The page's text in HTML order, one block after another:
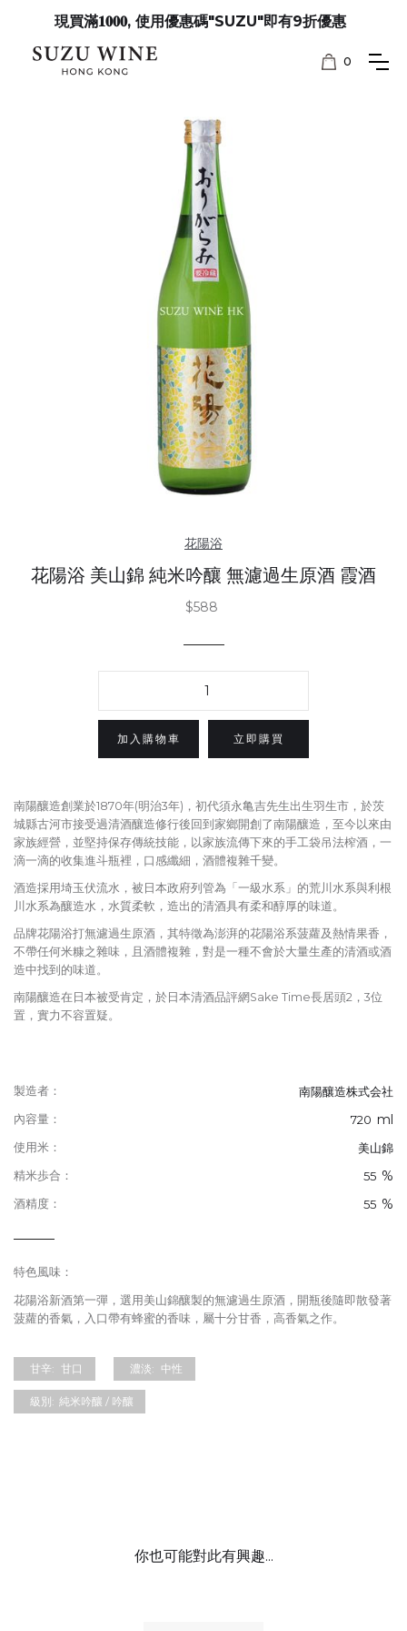
現買滿𝟏𝟎𝟎𝟎, 使用優惠碼"SUZU"即有9折優惠
0
花陽浴
花陽浴 美山錦 純米吟釀 無濾過生原酒 霞酒
$588
立即購買
南陽釀造創業於1870年(明治3年)，初代須永亀吉先生出生羽生市，於茨
城縣古河市接受過清酒釀造修行後回到家鄉開創了南陽釀造，至今以來由
家族經營，並堅持保存傳統技能，以家族流傳下來的手工袋吊法榨酒，一
滴一滴的收集進斗瓶裡，口感纖細，酒體複雜千變。
酒造採用埼玉伏流水，被日本政府列管為「一級水系」的荒川水系與利根
川水系為釀造水，水質柔軟，造出的清酒具有柔和醇厚的味道。
品牌花陽浴打無濾過生原酒，其特徵為澎湃的花陽浴系菠蘿及熱情果香，
不帶任何米糠之雜味，且酒體複雜，對是一種不會於大量生產的清酒或酒
造中找到的味道。
南陽釀造在日本被受肯定，於日本清酒品評網Sake Time長居頭2，3位
置，實力不容置疑。
製造者： 南陽釀造株式会社
內容量： 720 ml
使用米： 美山錦
精米歩合： 55 %
酒精度： 55 %
特色風味：
花陽浴新酒第一彈，選用美山錦釀製的無濾過生原酒，開瓶後隨即散發著
菠蘿的香氣，入口帶有蜂蜜的香味，屬十分甘香，高香氣之作。
甘辛: 甘口 濃淡: 中性
級別: 純米吟釀 / 吟釀
你也可能對此有興趣...